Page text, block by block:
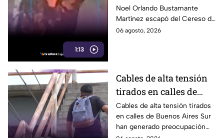
1:13
localizado horas
después
Noel Orlando Bustamante
Martínez escapó del Cereso de
Mexicali tras una audiencia
06 agosto, 2026
Cables de alta tensión
tirados en calles de
Buenos Aires Sur
representan un riesgo
para peatones en
Cables de alta tensión tirados
en calles de Buenos Aires Sur
han generado preocupación